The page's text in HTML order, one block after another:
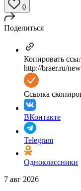
0
Поделиться
Копировать
http://braer.ru/
Ссылка
ВКонтакте
Telegram
Одноклассники
7 авг 2026